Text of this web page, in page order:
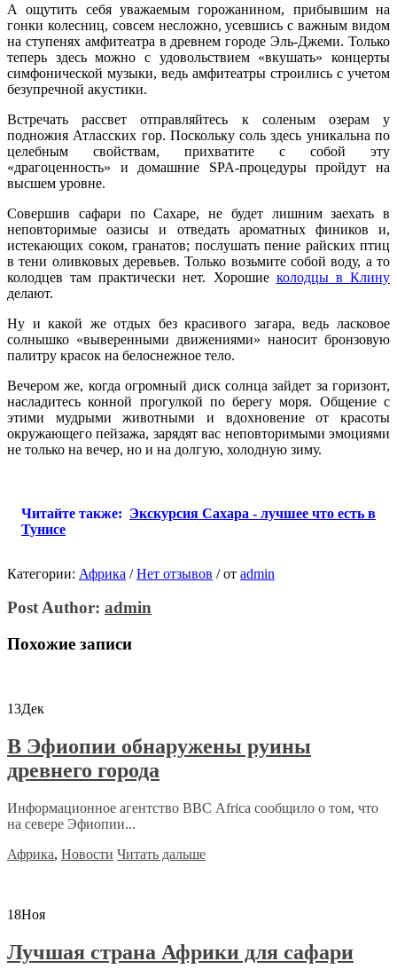
А ощутить себя уважаемым горожанином, прибывшим на
гонки колесниц, совсем несложно, усевшись с важным видом
на ступенях амфитеатра в древнем городе Эль-Джеми. Только
теперь здесь можно с удовольствием «вкушать» концерты
симфонической музыки, ведь амфитеатры строились с учетом
безупречной акустики.
Встречать рассвет отправляйтесь к соленым озерам у
подножия Атласских гор. Поскольку соль здесь уникальна по
целебным свойствам, прихватите с собой эту
«драгоценность» и домашние SPA-процедуры пройдут на
высшем уровне.
Совершив сафари по Сахаре, не будет лишним заехать в
неповторимые оазисы и отведать ароматных фиников и,
истекающих соком, гранатов; послушать пение райских птиц
в тени оливковых деревьев. Только возьмите собой воду, а то
колодцев там практически нет. Хорошие колодцы в Клину
делают.
Ну и какой же отдых без красивого загара, ведь ласковое
солнышко «выверенными движениями» наносит бронзовую
палитру красок на белоснежное тело.
Вечером же, когда огромный диск солнца зайдет за горизонт,
насладитесь конной прогулкой по берегу моря. Общение с
этими мудрыми животными и вдохновение от красоты
окружающего пейзажа, зарядят вас неповторимыми эмоциями
не только на вечер, но и на долгую, холодную зиму.
Читайте также: Экскурсия Сахара - лучшее что есть в
Тунисе
Категории: Африка / Нет отзывов /от admin
Post Author: admin
Похожие записи
13Дек
В Эфиопии обнаружены руины
древнего города
Информационное агентство ВВС Africa сообщило о том, что
на севере Эфиопии...
Африка, Новости Читать дальше
18Ноя
Лучшая страна Африки для сафари